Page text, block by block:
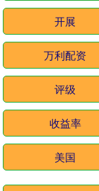
开展
万利配资
评级
收益率
美国